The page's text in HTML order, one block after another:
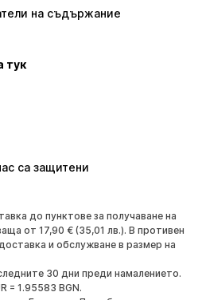
Пуловери и Трикотаж
Поли
Популярно
Боти
Ботуши
на съдържание
тук
са защитени
до пунктове за получаване на
от 17,90 € (35,01 лв.). В противен
и обслужване в размер на
30 дни преди намалението.
= 1.95583 BGN.